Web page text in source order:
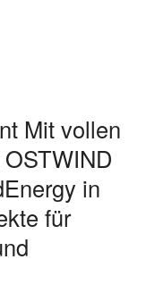
Mit vollen
in
für